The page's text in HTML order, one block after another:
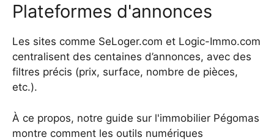
Plateformes d'annonces
Les sites comme SeLoger.com et Logic-Immo.com
centralisent des centaines d’annonces, avec des
filtres précis (prix, surface, nombre de pièces,
etc.).
À ce propos, notre guide sur l'immobilier Pégomas
montre comment les outils numériques